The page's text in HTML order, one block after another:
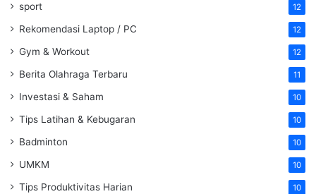
sport 12
Rekomendasi Laptop / PC 12
Gym & Workout 12
Berita Olahraga Terbaru 11
Investasi & Saham 10
Tips Latihan & Kebugaran 10
Badminton 10
UMKM 10
Tips Produktivitas Harian 10